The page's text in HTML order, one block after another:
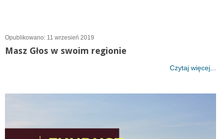
Opublikowano: 11 wrzesień 2019
Masz Głos w swoim regionie
Czytaj więcej...